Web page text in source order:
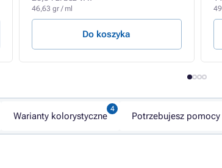
46,63 gr / ml
Do koszyka
Warianty kolorystyczne Potrzebujesz pomocy